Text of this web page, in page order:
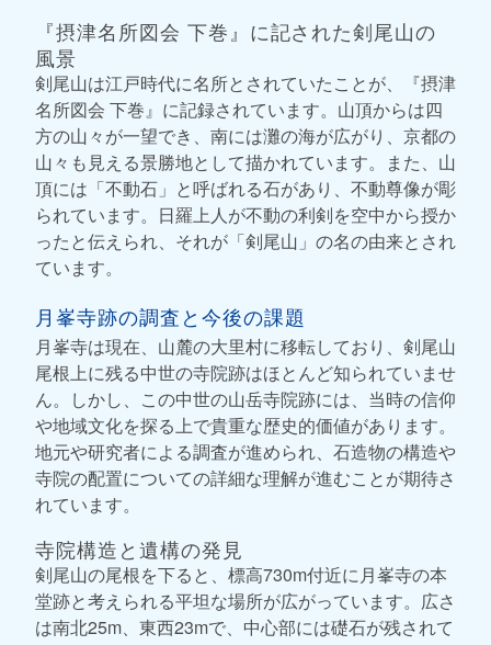
『摂津名所図会 下巻』に記された剣尾山の
風景
剣尾山は江戸時代に名所とされていたことが、『摂津
名所図会 下巻』に記録されています。山頂からは四
方の山々が一望でき、南には灘の海が広がり、京都の
山々も見える景勝地として描かれています。また、山
頂には「不動石」と呼ばれる石があり、不動尊像が彫
られています。日羅上人が不動の利剣を空中から授か
ったと伝えられ、それが「剣尾山」の名の由来とされ
ています。
月峯寺跡の調査と今後の課題
月峯寺は現在、山麓の大里村に移転しており、剣尾山
尾根上に残る中世の寺院跡はほとんど知られていませ
ん。しかし、この中世の山岳寺院跡には、当時の信仰
や地域文化を探る上で貴重な歴史的価値があります。
地元や研究者による調査が進められ、石造物の構造や
寺院の配置についての詳細な理解が進むことが期待さ
れています。
寺院構造と遺構の発見
剣尾山の尾根を下ると、標高730m付近に月峯寺の本
堂跡と考えられる平坦な場所が広がっています。広さ
は南北25m、東西23mで、中心部には礎石が残されて